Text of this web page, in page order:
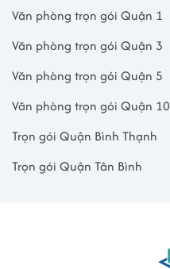
Văn phòng trọn gói Quận 1
Văn phòng trọn gói Quận 3
Văn phòng trọn gói Quận 5
Văn phòng trọn gói Quận 10
Trọn gói Quận Bình Thạnh
Trọn gói Quận Tân Bình